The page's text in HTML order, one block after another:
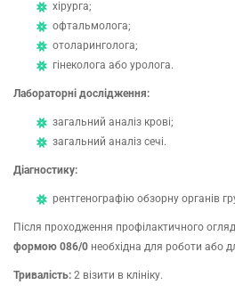
хірурга;
офтальмолога;
отоларинголога;
гінеколога або уролога.
Лабораторні дослідження:
загальний аналіз крові;
загальний аналіз сечі.
Діагностику:
рентгенографію обзорну органів
Після проходження профілактичного
формою 086/0 необхідна для роботи або
Тривалість: 2 візити в клініку.